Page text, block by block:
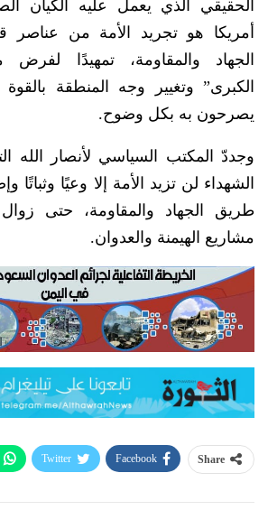
الحقيقي الذي يعمل عليه الكيان
أمريكا هو تجريد الأمة من عناصر
الجهاد والمقاومة، تمهيدًا
الكبرى” وتغيير وجه المنطقة
يصرحون به بكل وضوح.
وجددّ المكتب السياسي لأنصار الله
الشهداء لن تزيد الأمة إلا وعيًا
طريق الجهاد والمقاومة، حتى زوال
مشاريع الهيمنة والعدوان.
Share
Facebook
Twitter